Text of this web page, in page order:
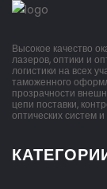
Высокое качество
лазеров, оптики и
логистики на всех
таможенного
прозрачности
цепи поставки,
оптических систем